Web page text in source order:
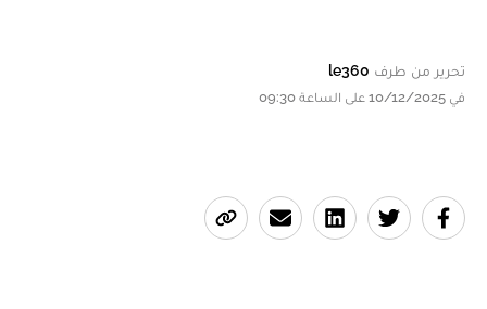
تحرير من طرف le360
في 10/12/2025 على الساعة 09:30